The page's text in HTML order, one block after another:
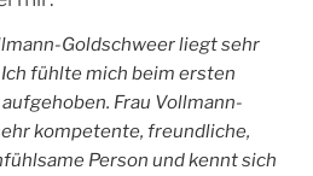
Goldschweer liegt sehr
fühlte mich beim ersten
Frau Vollmann-
kompetente, freundliche,
Person und kennt sich